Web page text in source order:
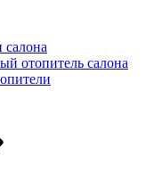
салона
отопитель салона